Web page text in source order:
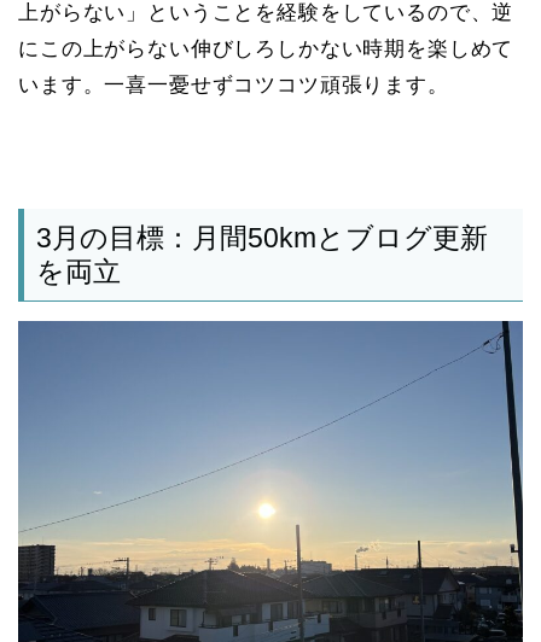
上がらない」ということを経験をしているので、逆
にこの上がらない伸びしろしかない時期を楽しめて
います。一喜一憂せずコツコツ頑張ります。
3月の目標：月間50kmとブログ更新
を両立